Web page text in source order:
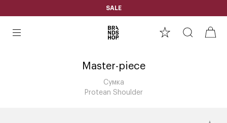
SALE
Master-piece
Сумка
Protean Shoulder